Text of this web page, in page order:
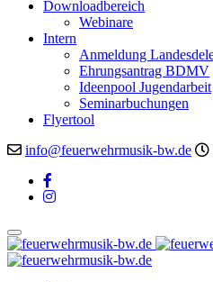
Downloadbereich
Webinare
Intern
Anmeldung
Ehrungsantrag BDMV
Ideenpool Jugendarbeit
Seminarbuchungen
Flyertool
info@feuerwehrmusik-bw.de